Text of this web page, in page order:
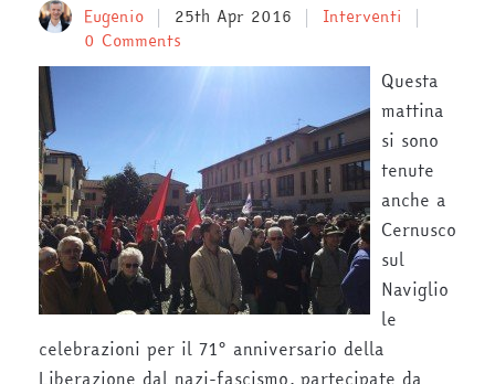
Eugenio 25th Apr 2016
Interventi
0 Comments
Questa
mattina
si sono
tenute
anche a
Cernusco
sul
Naviglio
le
celebrazioni per il 71° anniversario della
Liberazione dal nazi-fascismo, partecipate da